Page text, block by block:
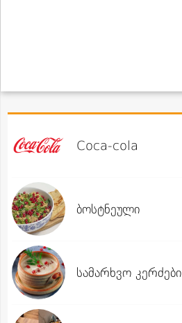
Coca-cola
ბოსტნეული
სამარხვო კერძები